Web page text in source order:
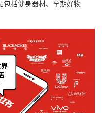
包括健身器材、孕期好物